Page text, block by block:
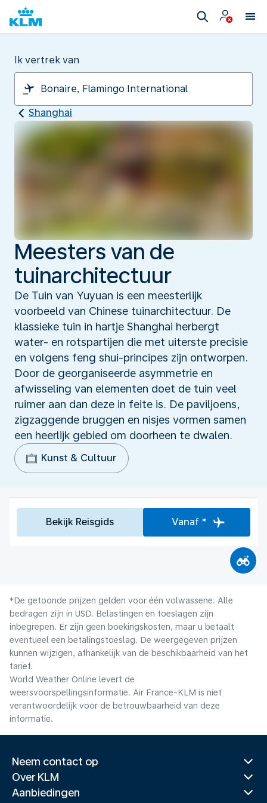
Ik vertrek van
Shanghai
Meesters van de
tuinarchitectuur
De Tuin van Yuyuan is een meesterlijk
voorbeeld van Chinese tuinarchitectuur. De
klassieke tuin in hartje Shanghai herbergt
water- en rotspartijen die met uiterste precisie
en volgens feng shui-principes zijn ontworpen.
Door de georganiseerde asymmetrie en
afwisseling van elementen doet de tuin veel
ruimer aan dan deze in feite is. De paviljoens,
zigzaggende bruggen en nisjes vormen samen
een heerlijk gebied om doorheen te dwalen.
Kunst & Cultuur
Bekijk Reisgids Vanaf *
*De getoonde prijzen gelden voor één volwassene. Alle
bedragen zijn in USD. Belastingen en toeslagen zijn
inbegrepen. Er zijn geen boekingskosten, maar u betaalt
eventueel een betalingstoeslag. De weergegeven prijzen
kunnen wijzigen, afhankelijk van de beschikbaarheid van het
tarief.
World Weather Online levert de
weersvoorspellingsinformatie. Air France-KLM is niet
verantwoordelijk voor de betrouwbaarheid van deze
informatie.
Neem contact op
Over KLM
Aanbiedingen